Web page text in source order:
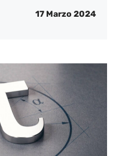
17 Marzo 2024